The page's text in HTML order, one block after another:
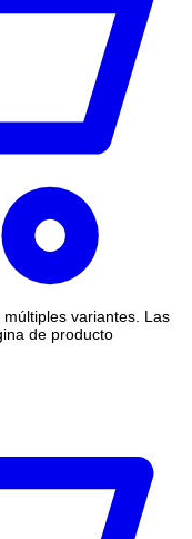
variantes. Las
de producto